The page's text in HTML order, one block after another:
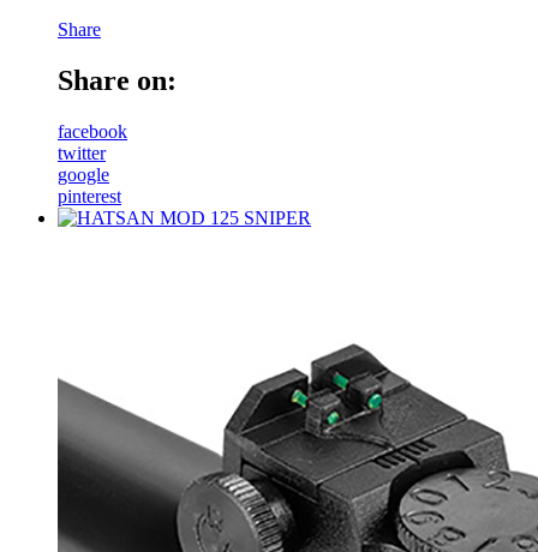
Share
Share on:
facebook
twitter
google
pinterest